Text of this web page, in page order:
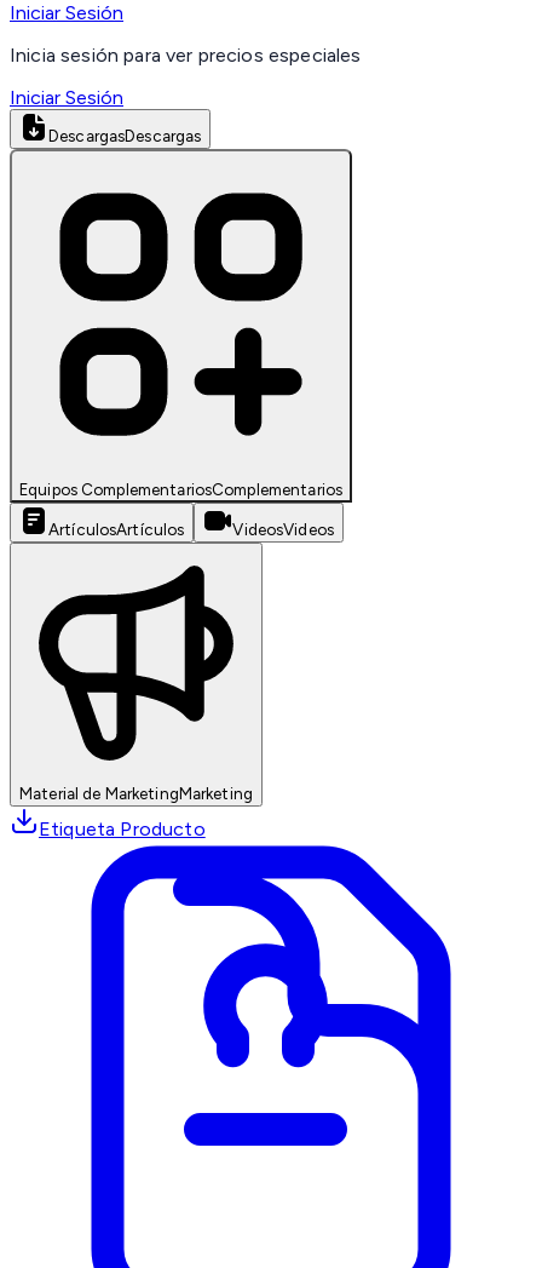
Iniciar Sesión
Inicia sesión para ver precios especiales
Iniciar Sesión
DescargasDescargas
Equipos ComplementariosComplementarios
ArtículosArtículos VideosVideos
Material de MarketingMarketing
Etiqueta Producto